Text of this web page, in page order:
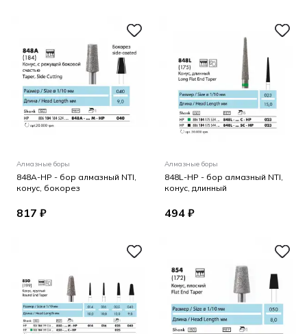
Алмазные боры
848A-HP - бор алмазный NTI,
конус, бокорез
817 ₽
Алмазные боры
848L-HP - бор алмазный NTI,
конус, длинный
494 ₽